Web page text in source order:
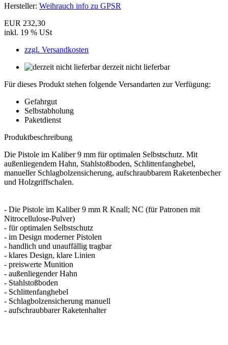
Hersteller: Weihrauch info zu GPSR
EUR 232,30
inkl. 19 % USt
zzgl. Versandkosten
derzeit nicht lieferbar
Für dieses Produkt stehen folgende Versandarten zur Verfügung:
Gefahrgut
Selbstabholung
Paketdienst
Produktbeschreibung
Die Pistole im Kaliber 9 mm für optimalen Selbstschutz. Mit
außenliegendem Hahn, Stahlstoßboden, Schlittenfanghebel,
manueller Schlagbolzensicherung, aufschraubbarem Raketenbecher
und Holzgriffschalen.
- Die Pistole im Kaliber 9 mm R Knall; NC (für Patronen mit
Nitrocellulose-Pulver)
- für optimalen Selbstschutz
- im Design moderner Pistolen
- handlich und unauffällig tragbar
- klares Design, klare Linien
- preiswerte Munition
- außenliegender Hahn
- Stahlstoßboden
- Schlittenfanghebel
- Schlagbolzensicherung manuell
- aufschraubbarer Raketenhalter